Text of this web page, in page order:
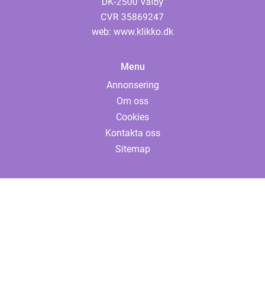
web: www.klikko.dk
Menu
Annonsering
Om oss
Cookies
Kontakta oss
Sitemap